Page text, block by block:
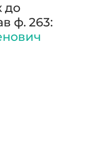
до
ф. 263: